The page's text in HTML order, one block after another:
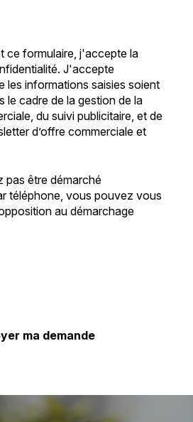
ce formulaire, j'accepte la
J'accepte
les informations saisies soient
le cadre de la gestion de la
du suivi publicitaire, et de
d’offre commerciale et
pas être démarché
téléphone, vous pouvez vous
au démarchage